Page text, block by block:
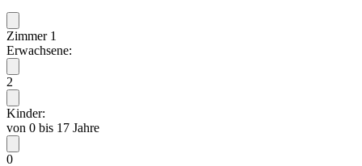
Zimmer 1
Erwachsene:
2
Kinder:
von 0 bis 17 Jahre
0